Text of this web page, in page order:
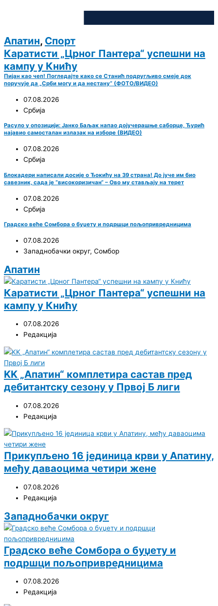
Апатин, Спорт
Каратисти „Црног Пантера“ успешни на
кампу у Книћу
Пијан као чеп! Погледајте како се Станић подругљиво смеје док
поручује да „Срби могу и да нестану“ (ФОТО/ВИДЕО)
07.08.2026
Србија
Расуло у опозицији: Јанко Баљак напао дојучерашње саборце, Ђурић
најавио самосталан излазак на изборе (ВИДЕО)
07.08.2026
Србија
Блокадери написали досије о Ђокићу на 39 страна! До јуче им био
савезник, сада је “високоризичан“ – Ово му стављају на терет
07.08.2026
Србија
Градско веће Сомбора о буџету и подршци пољопривредницима
07.08.2026
Западнобачки округ, Сомбор
Апатин
Каратисти „Црног Пантера“ успешни на
кампу у Книћу
07.08.2026
Редакција
KK „Апатин“ комплетира састав пред
дебитантску сезону у Првој Б лиги
07.08.2026
Редакција
Прикупљено 16 јединица крви у Апатину,
међу даваоцима четири жене
07.08.2026
Редакција
Западнобачки округ
Градско веће Сомбора о буџету и
подршци пољопривредницима
07.08.2026
Редакција